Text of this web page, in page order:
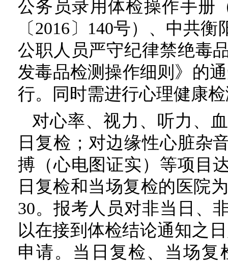
公务员录用体检操作手册
〔2016〕140号）、中共
公职人员严守纪律禁绝毒
发毒品检测操作细则》的
行。同时需进行心理健康
对心率、视力、听力、
日复检；对边缘性心脏杂
搏（心电图证实）等项目
日复检和当场复检的医院
30。报考人员对非当日、
以在接到体检结论通知之
申请。当日复检、当场